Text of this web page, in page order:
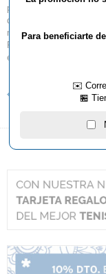
primera parte,
desplazamiento en la
mesa.
Por último, en el trabajo
estiramientos.
Volver al listado de
Para beneficiarte
✉️
🏪